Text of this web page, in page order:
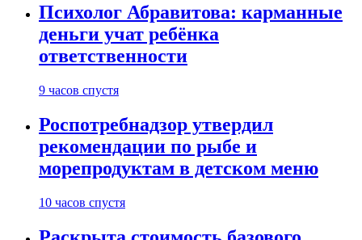
Психолог Абравитова: карманные
деньги учат ребёнка
ответственности
9 часов спустя
Роспотребнадзор утвердил
рекомендации по рыбе и
морепродуктам в детском меню
10 часов спустя